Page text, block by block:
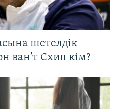
шетелдік
ван’т Схип кім?